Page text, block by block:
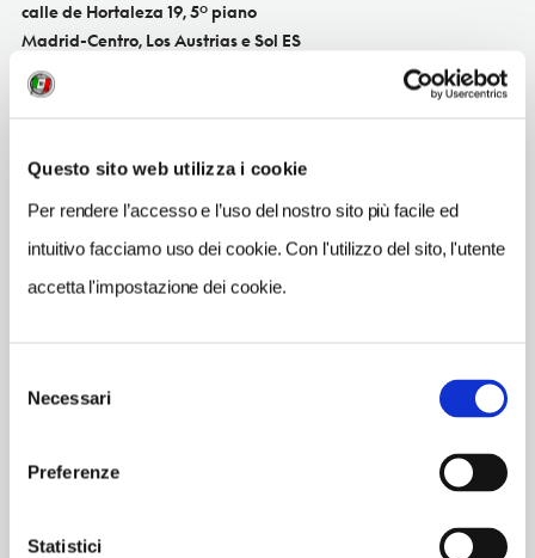
Questo sito web utilizza i cookie
Per rendere l’accesso e l’uso del nostro sito più facile ed
intuitivo facciamo uso dei cookie. Con l'utilizzo del sito, l'utente
accetta l'impostazione dei cookie.
delNecessari
Preferenze
Statistici
calle de Hortaleza 19, 5º piano
Madrid-Centro, Los Austrias e Sol ES
SITO WEB
INDIRIZZO EMAIL
TELEFONO
METRO